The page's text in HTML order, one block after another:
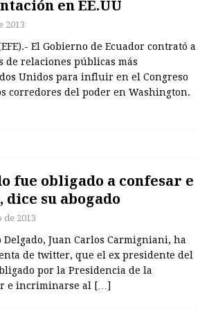
en EE.UU
2013
El Gobierno de Ecuador contrató a
de relaciones públicas más
Unidos para influir en el Congreso
corredores del poder en Washington.
fue obligado a confesar e
su abogado
2013
Delgado, Juan Carlos Carmigniani, ha
de twitter, que el ex presidente del
por la Presidencia de la
e incriminarse al
[…]